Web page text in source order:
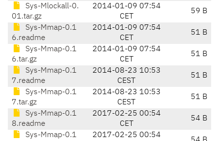
Sys-Mlockall-0.
01.tar.gz
2014-01-09 07:54
CET
59 B
Sys-Mmap-0.1
6.readme
2014-01-09 07:54
CET
51 B
Sys-Mmap-0.1
6.tar.gz
2014-01-09 07:54
CET
51 B
Sys-Mmap-0.1
7.readme
2014-08-23 10:53
CEST
51 B
Sys-Mmap-0.1
7.tar.gz
2014-08-23 10:53
CEST
51 B
Sys-Mmap-0.1
8.readme
2017-02-25 00:54
CET
54 B
Sys-Mmap-0.1
2017-02-25 00:54